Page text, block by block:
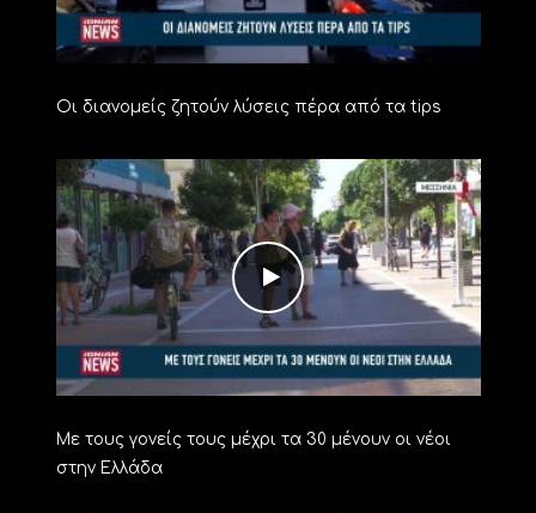
Οι διανομείς ζητούν λύσεις πέρα από τα tips
Με τους γονείς τους μέχρι τα 30 μένουν οι νέοι
στην Ελλάδα